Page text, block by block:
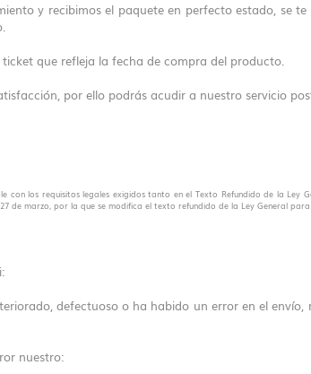
y recibimos el paquete en perfecto estado, se
que refleja la fecha de compra del producto.
por ello podrás acudir a nuestro servicio
los requisitos legales exigidos tanto en el Texto Refundido de la Ley
de marzo, por la que se modifica el texto refundido de la Ley General
defectuoso o ha habido un error en el
nuestro: